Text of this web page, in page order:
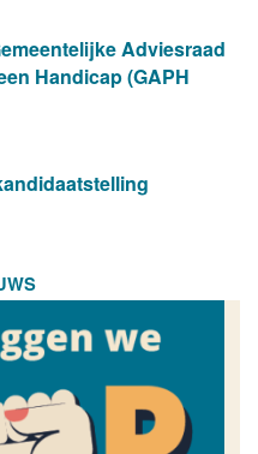
Adviesraad
Handicap (GAPH